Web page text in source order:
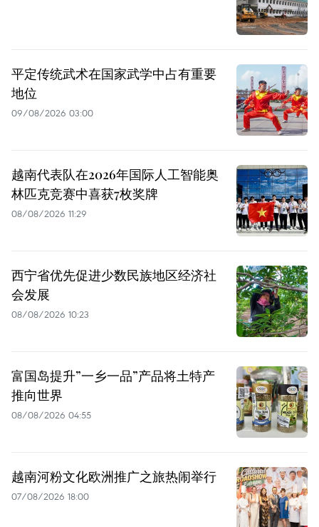
平定传统武术在国家武学中占有重要
地位
09/08/2026 03:00
越南代表队在2026年国际人工智能奥
林匹克竞赛中喜获7枚奖牌
08/08/2026 11:29
西宁省优先促进少数民族地区经济社
会发展
08/08/2026 10:23
富国岛提升”一乡一品”产品将土特产
推向世界
08/08/2026 04:55
越南河粉文化欧洲推广之旅热闹举行
07/08/2026 18:00